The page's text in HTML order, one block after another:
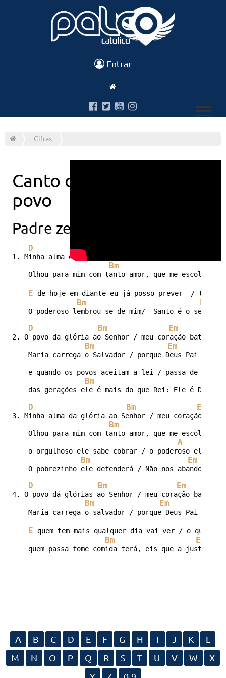
Entrar
Cifras
-
Canto de maria ao
povo
Padre zezinho
D
1. Minha alma da glória ao Senhor / meu coração
Bm
Olhou para mim com tanto amor, que me escolheu,
E de hoje em diante eu já posso prever  / todos
Bm Em
O poderoso lembrou-se de mim/  Santo é o seu
D Bm Em
2. O povo da glória ao Senhor / meu coração bate
Bm Em
Maria carrega o Salvador / porque Deus Pai
e quando os povos aceitam a lei / passa de Pai
Bm
das gerações ele é mais do que Rei: Ele é Deus
D Bm Em
3. Minha alma da glória ao Senhor / meu coração
Bm
Olhou para mim com tanto amor, que me escolheu,
A
o orgulhoso ele sabe cobrar / o poderoso ele
Bm Em
    O pobrezinho ele defenderá / Não nos abandonará
D Bm Em
4. O povo dá glórias ao Senhor / meu coração bate
Bm Em
Maria carrega o salvador / porque Deus Pai
E quem tem mais qualquer dia vai ver / o que é
Bm Em
quem passa fome comida terá, eis que a justiça
A B C D E F G H I J K
L
M
N O P Q R S T U V W
X